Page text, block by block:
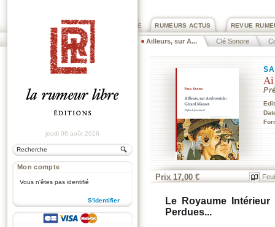
REVUE
RUMEURS ACTUS
PRIX ROGER DEXTRE
Ailleurs, sur A... Clé Sonore
jeudi 06 août 2026
Mon compte
Vous n'êtes pas identifié
S'identifier
Prix 17,00 €
Le Royaume
Perdues...